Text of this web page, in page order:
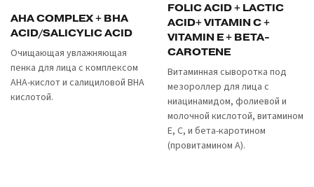
AHA COMPLEX + BHA
ACID/SALICYLIC ACID
Очищающая увлажняющая
пенка для лица с комплексом
AHA-кислот и салициловой BHA
кислотой.
FOLIC ACID + LACTIC
ACID+ VITAMIN C +
VITAMIN E + BETA-
CAROTENE
Витаминная сыворотка под
мезороллер для лица с
ниацинамидом, фолиевой и
молочной кислотой, витамином
Е, С, и бета-каротином
(провитамином А).